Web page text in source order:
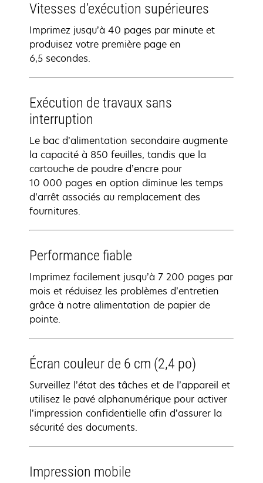
Vitesses d’exécution supérieures
Imprimez jusqu’à 40 pages par minute et
produisez votre première page en
6,5 secondes.
Exécution de travaux sans
interruption
Le bac d’alimentation secondaire augmente
la capacité à 850 feuilles, tandis que la
cartouche de poudre d’encre pour
10 000 pages en option diminue les temps
d’arrêt associés au remplacement des
fournitures.
Performance fiable
Imprimez facilement jusqu’à 7 200 pages par
mois et réduisez les problèmes d’entretien
grâce à notre alimentation de papier de
pointe.
Écran couleur de 6 cm (2,4 po)
Surveillez l’état des tâches et de l’appareil et
utilisez le pavé alphanumérique pour activer
l’impression confidentielle afin d’assurer la
sécurité des documents.
Impression mobile